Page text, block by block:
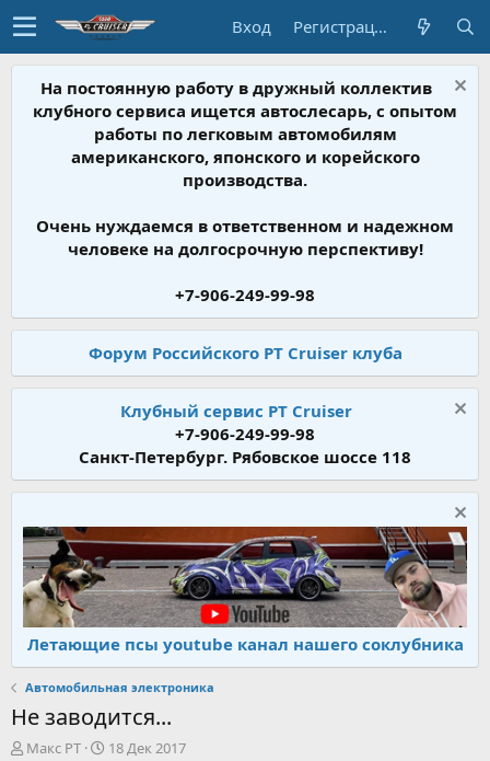
Вход Регистрация
На постоянную работу в дружный коллектив
клубного сервиса ищется автослесарь, с опытом
работы по легковым автомобилям
американского, японского и корейского
производства.
Очень нуждаемся в ответственном и надежном
человеке на долгосрочную перспективу!
+7-906-249-99-98
Форум Российского PT Cruiser клуба
Клубный сервис PT Cruiser
+7-906-249-99-98
Санкт-Петербург. Рябовское шоссе 118
Летающие псы youtube канал нашего соклубника
Автомобильная электроника
Не заводится...
А
Макс PT
Д
18 Дек 2017